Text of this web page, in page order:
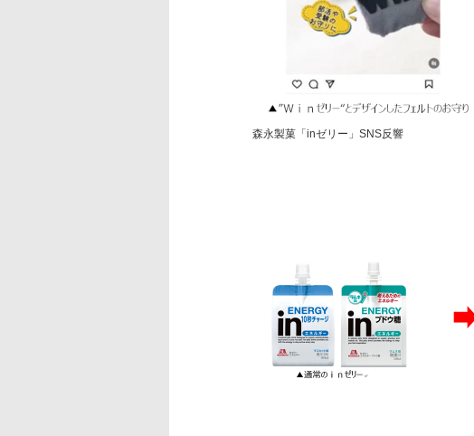
森永製菓「inゼリー」SNS反響